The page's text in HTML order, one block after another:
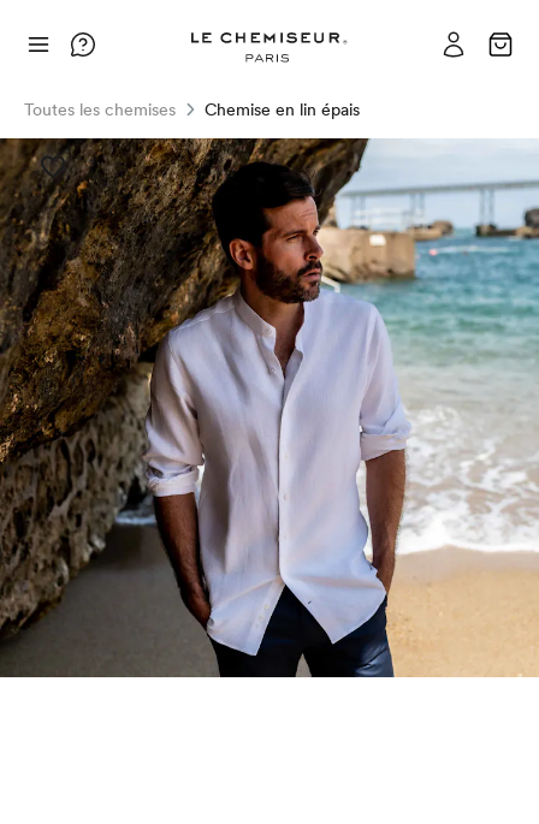
Toutes les chemises Chemise en lin épais